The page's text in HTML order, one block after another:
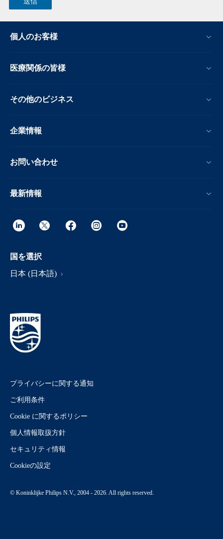
個人のお客様
医療関係の皆様
その他のビジネス
企業情報
お問い合わせ
最新情報
国を選択
日本 (日本語)
プライバシーに関する通知
ご利用条件
Cookie に関するポリシー
個人情報取扱方針
セキュリティ情報
Cookieの設定
© Koninklijke Philips N.V., 2004 - 2026. All rights reserved.